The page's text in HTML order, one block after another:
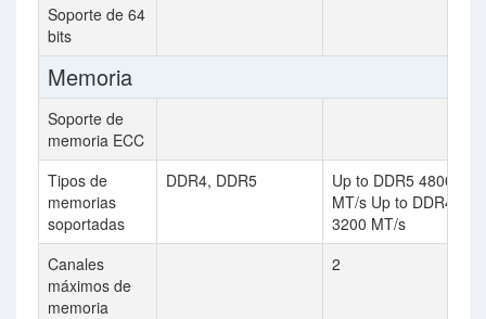
Soporte de 64
bits
Memoria
Soporte de
memoria ECC
Tipos de
memorias
soportadas
DDR4, DDR5
Up to DDR5 4800
MT/s Up to DDR4
3200 MT/s
Canales
máximos de
memoria
2